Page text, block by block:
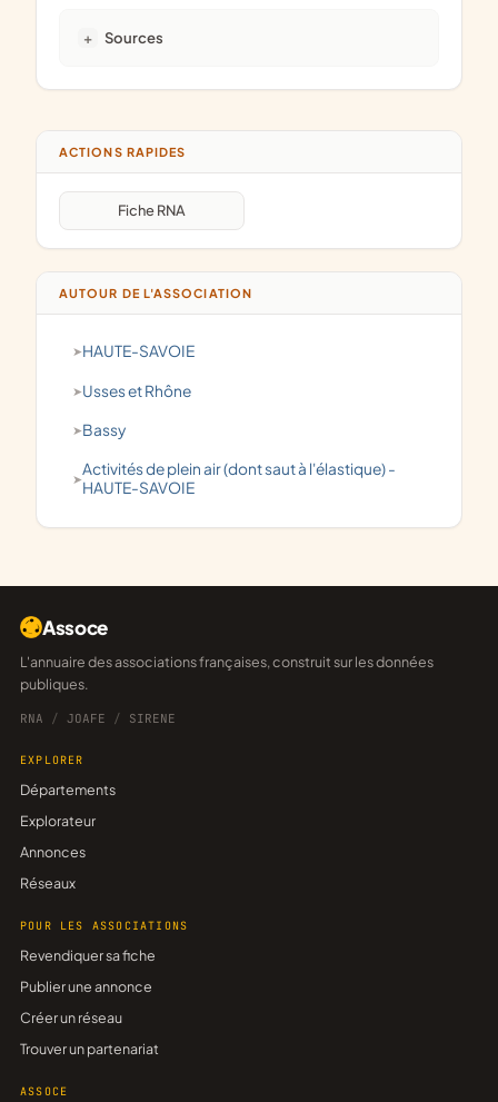
Sources
ACTIONS RAPIDES
Fiche RNA
AUTOUR DE L'ASSOCIATION
HAUTE-SAVOIE
Usses et Rhône
Bassy
activités de plein air (dont saut à l'élastique) -
HAUTE-SAVOIE
Assoce
L'annuaire des associations françaises, construit sur les données
publiques.
RNA / JOAFE / SIRENE
EXPLORER
Départements
Explorateur
Annonces
Réseaux
POUR LES ASSOCIATIONS
Revendiquer sa fiche
Publier une annonce
Créer un réseau
Trouver un partenariat
ASSOCE